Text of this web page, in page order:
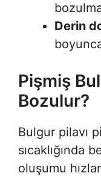
Derin
Pişmiş
Bozulur?
Bulgur pilavı
sıcaklığında
oluşumu